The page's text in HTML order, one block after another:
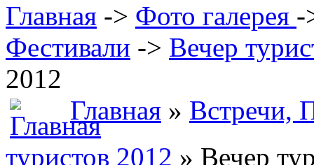
Главная -> Фото галерея -
Фестивали -> Вечер
2012
Главная » Встречи,
туристов 2012 » Вечер